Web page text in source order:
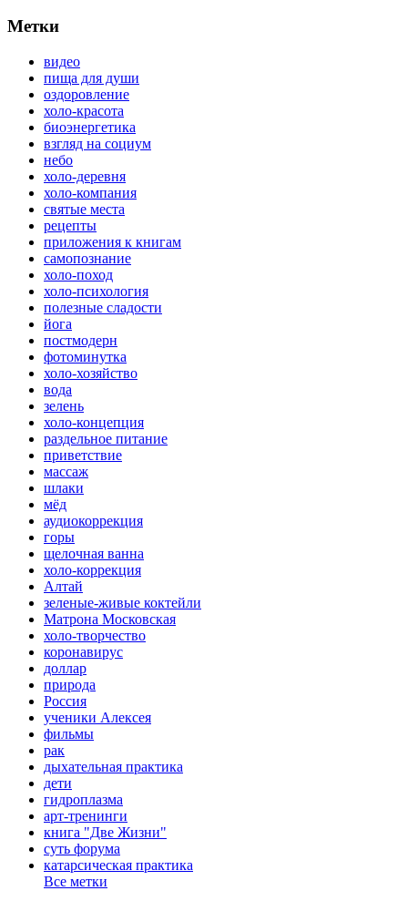
Метки
видео
пища для души
оздоровление
холо-красота
биоэнергетика
взгляд на социум
небо
холо-деревня
холо-компания
святые места
рецепты
приложения к книгам
самопознание
холо-поход
холо-психология
полезные сладости
йога
постмодерн
фотоминутка
холо-хозяйство
вода
зелень
холо-концепция
раздельное питание
приветствие
массаж
шлаки
мёд
аудиокоррекция
горы
щелочная ванна
холо-коррекция
Алтай
зеленые-живые коктейли
Матрона Московская
холо-творчество
коронавирус
доллар
природа
Россия
ученики Алексея
фильмы
рак
дыхательная практика
дети
гидроплазма
арт-тренинги
книга "Две Жизни"
суть форума
катарсическая практика
Все метки